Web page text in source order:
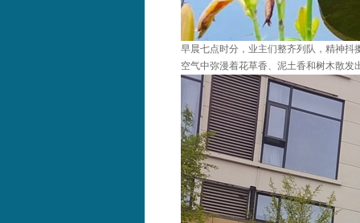
早晨七点时分，业主们整齐列队，精神
空气中弥漫着花草香、泥土香和树木散